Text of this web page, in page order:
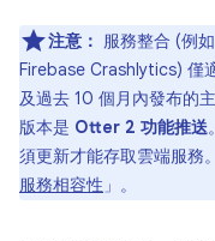
注意： 服務整合 (例
Firebase Crashlytics) 僅
及過去 10 個月內發布的
版本是 Otter 2 功能推送
須更新才能存取雲端服務
服務相容性 」。